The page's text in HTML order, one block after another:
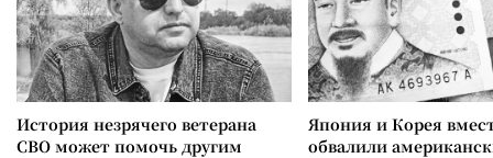
История незрячего ветерана
СВО может помочь другим
Япония и Корея
обвалили